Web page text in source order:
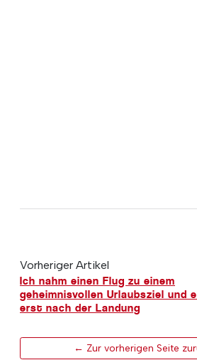
Vorheriger Artikel
Ich nahm einen Flug zu einem
geheimnisvollen Urlaubsziel und
erst nach der Landung
← Zur vorherigen Seite